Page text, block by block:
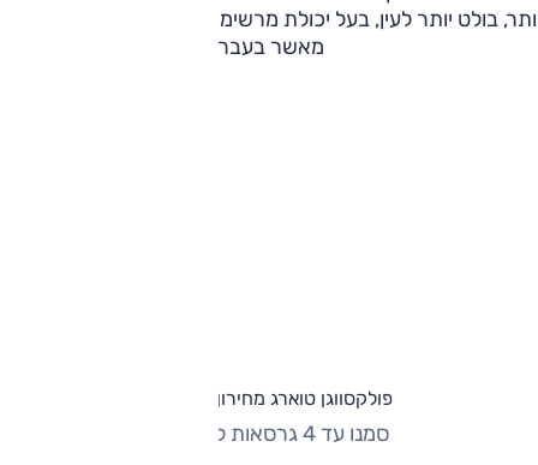
בולט יותר לעין, בעל יכולת מרשימה בהרבה ותחושה
מאשר בעבר.
פולקסווגן טוארג מחירון וגרסאות
סמנו עד 4 גרסאות להשוואה